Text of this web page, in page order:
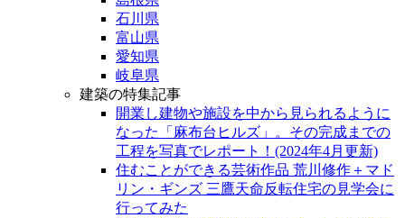
石川県
富山県
愛知県
岐阜県
建築の特集記事
開業し建物や施設を中から見られるように
なった「麻布台ヒルズ」。その完成までの
工程を写真でレポート！(2024年4月更新)
住むことができる芸術作品 荒川修作＋マド
リン・ギンズ 三鷹天命反転住宅の見学会に
行ってみた